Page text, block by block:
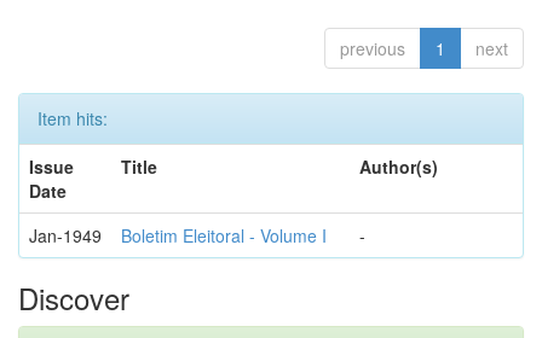
previous 1 next
Item hits:
Issue
Date
Title Author(s)
Jan-1949 Boletim Eleitoral - Volume I -
Discover